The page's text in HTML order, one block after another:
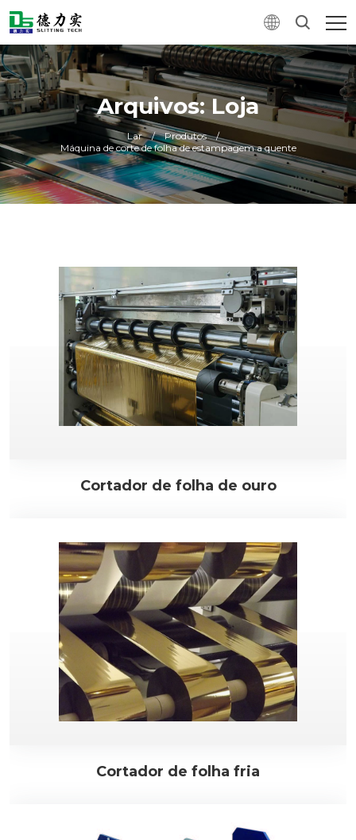
Arquivos: Loja
Lar / Produtos
/
Máquina de corte de folha de estampagem a quente
Cortador de folha de ouro
Cortador de folha fria